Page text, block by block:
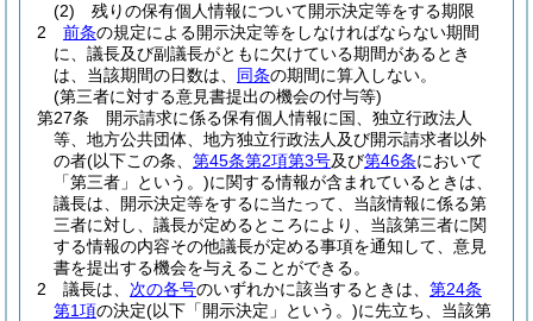
(2)
残りの保有個人情報について開示決定等をする期限
2
前条の規定による開示決定等をしなければならない期間
に、議長及び副議長がともに欠けている期間があるとき
は、当該期間の日数は、 同条の期間に算入しない。
(第三者に対する意見書提出の機会の付与等)
第27条
開示請求に係る保有個人情報に国、独立行政法人
等、地方公共団体、地方独立行政法人及び開示請求者以外
の者(以下この条、 第45条第2項第3号及び第46条において
「第三者」という。)に関する情報が含まれているときは、
議長は、開示決定等をするに当たって、当該情報に係る第
三者に対し、議長が定めるところにより、当該第三者に関
する情報の内容その他議長が定める事項を通知して、意見
書を提出する機会を与えることができる。
2
議長は、 次の各号のいずれかに該当するときは、 第24条
第1項の決定(以下「開示決定」という。)に先立ち、当該第